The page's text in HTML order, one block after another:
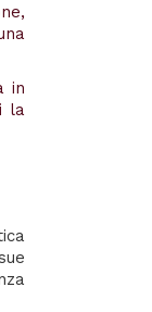
in
la